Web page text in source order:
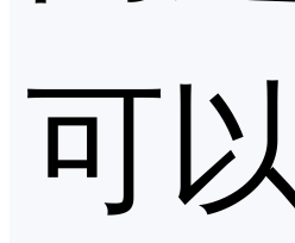
可